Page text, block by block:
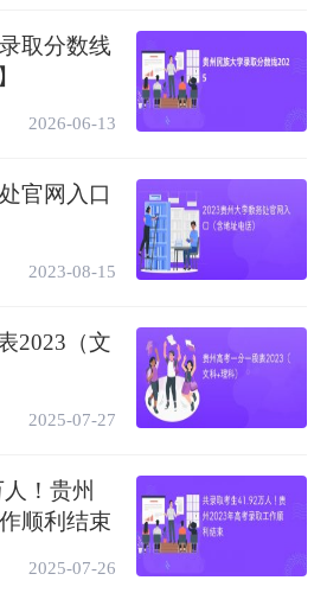
接待来访考生和家长近6千
平稳、公开透明、服务温
作圆满完成。
高校招生录取工作已经全
上可能出现的各种所谓普通
录及相关信息，请广大考生
取工作已结束，共录取
取顺利收官，共录取51.7
取顺利结束，共录取20.8
取分数线
2026-06-13
官网入口
2023-08-15
2023（文
2025-07-27
！贵州
顺利结束
2025-07-26